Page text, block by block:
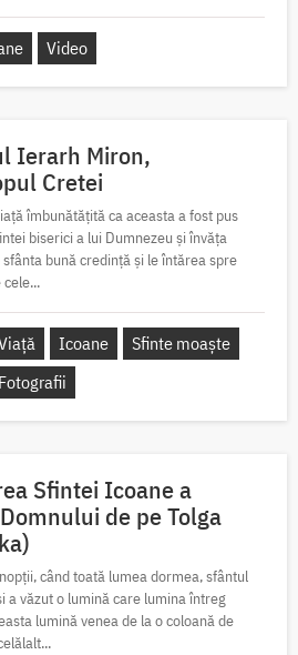
Video
Ierarh Miron,
Cretei
îmbunătățită ca aceasta a fost pus
biserici a lui Dumnezeu și învăța
bună credință și le întărea spre
Icoane
Sfinte moaște
Fotografii
Sfintei Icoane a
de pe Tolga
când toată lumea dormea, sfântul
a văzut o lumină care lumina întreg
lumină venea de la o coloană de